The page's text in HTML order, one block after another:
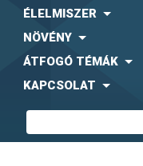
ÉLELMISZER
NÖVÉNY
ÁTFOGÓ TÉMÁK
KAPCSOLAT